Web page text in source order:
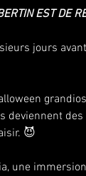
EST DE
jours
deviennent
😈
une